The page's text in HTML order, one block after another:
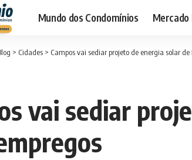
Mundo dos Condomínios
> Cidades > Campos vai sediar projeto de energia solar
vai sediar